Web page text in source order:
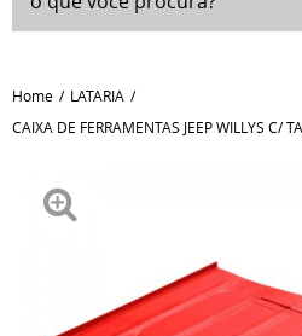
Home
LATARIA
CAIXA DE FERRAMENTAS JEEP WILLYS C/